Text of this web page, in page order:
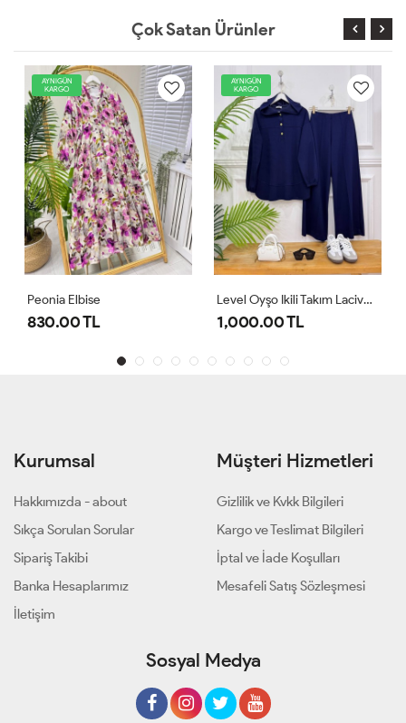
Çok Satan Ürünler
AYNIGÜN
KARGO
Level Oyşo Ikili Takım Lacivert
1,000.00 TL
Zeren Elbise Pudra
800.00 TL
Kurumsal
Hakkımızda - about
Sıkça Sorulan Sorular
Sipariş Takibi
Banka Hesaplarımız
İletişim
Müşteri Hizmetleri
Gizlilik ve Kvkk Bilgileri
Kargo ve Teslimat Bilgileri
İptal ve İade Koşulları
Mesafeli Satış Sözleşmesi
Sosyal Medya